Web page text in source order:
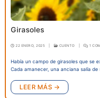
Girasoles
22 ENERO, 2025 CUENTO 1
Había un campo de girasoles que se
Cada amanecer, una anciana salía
LEER MÁS →